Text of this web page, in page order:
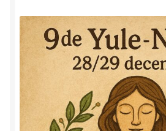
Contact
Herinner wie je werkelijk bent
Magische helende verhalen ©Mieke
Mijn account